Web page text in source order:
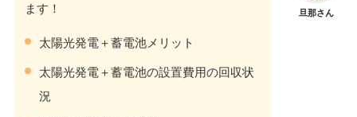
旦那さん
ます！
太陽光発電＋蓄電池メリット
太陽光発電＋蓄電池の設置費用の回収状
況